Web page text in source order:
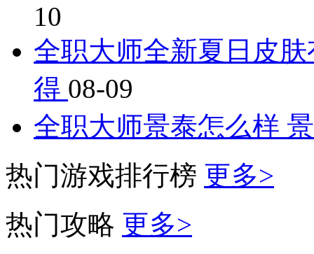
10
全职大师全新夏日皮
得 08-09
全职大师景泰怎么样
热门游戏排行榜 更多>
热门攻略 更多>